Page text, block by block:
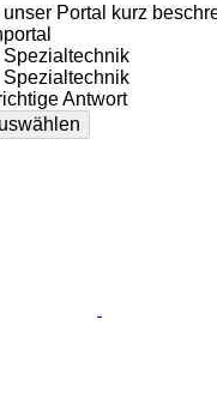
Portal kurz
Spezialtechnik
Antwort